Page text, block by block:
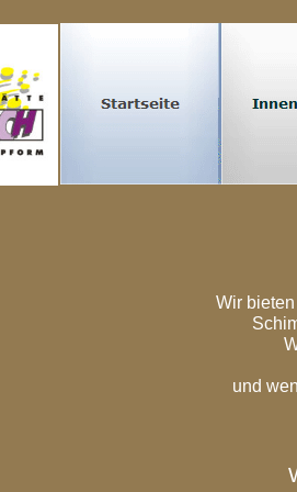
Wir
und